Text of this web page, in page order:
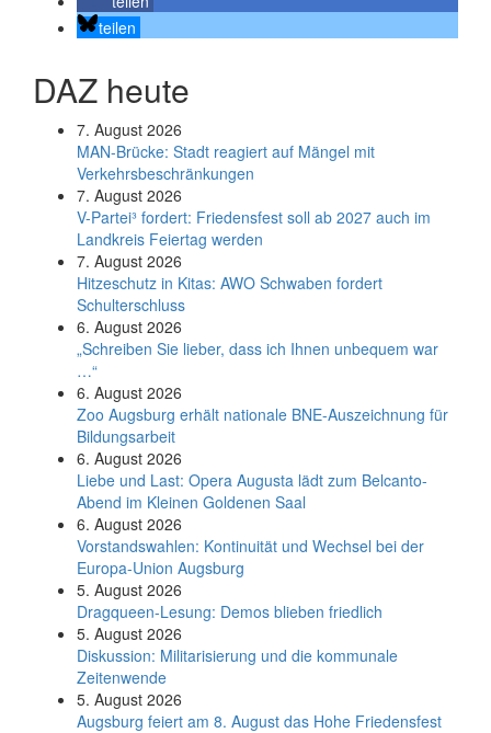
teilen
DAZ heute
7. August 2026
MAN-Brücke: Stadt reagiert auf Mängel mit
Verkehrsbeschränkungen
7. August 2026
V-Partei­³ fordert: Friedens­fest soll ab 2027 auch im
Land­kreis Feier­tag werden
7. August 2026
Hitzeschutz in Kitas: AWO Schwaben fordert
Schulterschluss
6. August 2026
„Schreiben Sie lieber, dass ich Ihnen unbequem war
…“
6. August 2026
Zoo Augsburg erhält nationale BNE-Auszeichnung für
Bildungsarbeit
6. August 2026
Liebe und Last: Opera Augusta lädt zum Belcanto-
Abend im Kleinen Goldenen Saal
6. August 2026
Vorstandswahlen: Kontinuität und Wechsel bei der
Europa-Union Augsburg
5. August 2026
Dragqueen-Lesung: Demos blieben friedlich
5. August 2026
Diskussion: Mi­li­ta­ri­sie­rung und die kommunale
Zeitenwende
5. August 2026
Augsburg feiert am 8. August das Hohe Friedensfest